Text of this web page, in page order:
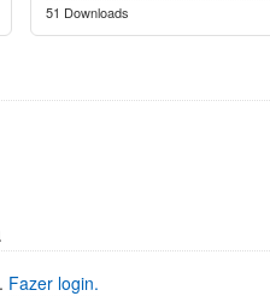
51 Downloads
Fazer login.